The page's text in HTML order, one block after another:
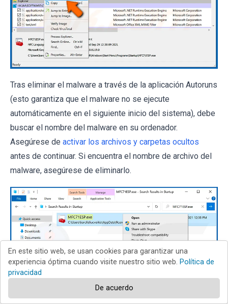
Tras eliminar el malware a través de la aplicación Autoruns
(esto garantiza que el malware no se ejecute
automáticamente en el siguiente inicio del sistema), debe
buscar el nombre del malware en su ordenador.
Asegúrese de activar los archivos y carpetas ocultos
antes de continuar. Si encuentra el nombre de archivo del
malware, asegúrese de eliminarlo.
En este sitio web, se usan cookies para garantizar una
experiencia óptima cuando visite nuestro sitio web. Política de
privacidad
De acuerdo